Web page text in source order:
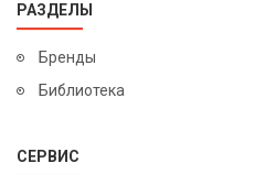
РАЗДЕЛЫ
Бренды
Библиотека
СЕРВИС